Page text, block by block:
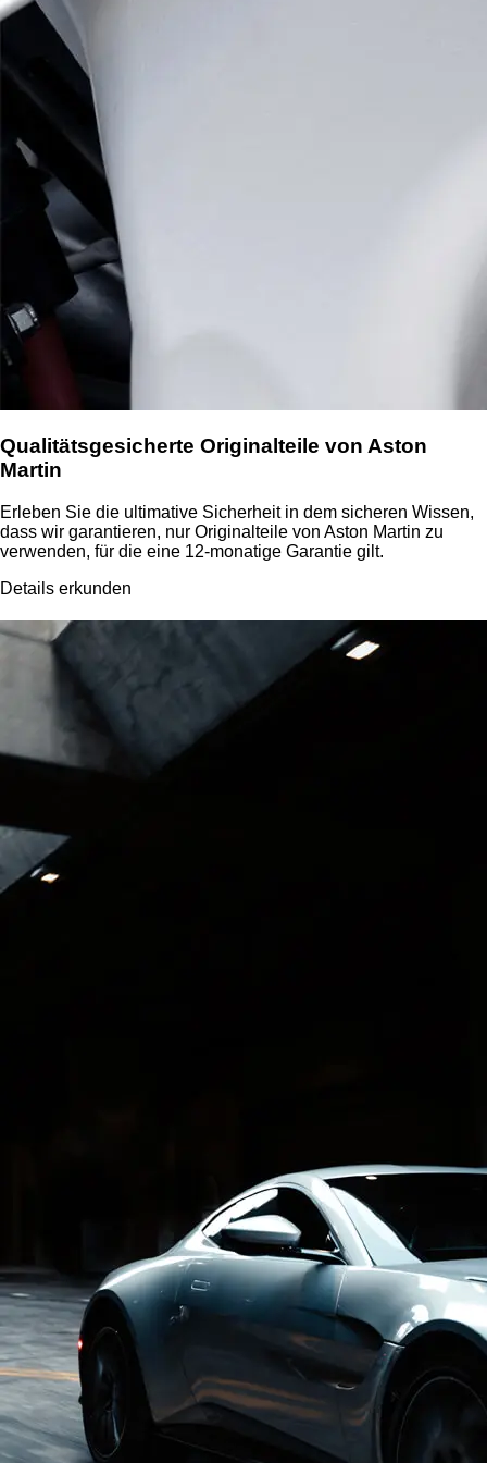
Qualitätsgesicherte Originalteile von Aston
Martin
Erleben Sie die ultimative Sicherheit in dem sicheren Wissen,
dass wir garantieren, nur Originalteile von Aston Martin zu
verwenden, für die eine 12-monatige Garantie gilt.
Details erkunden